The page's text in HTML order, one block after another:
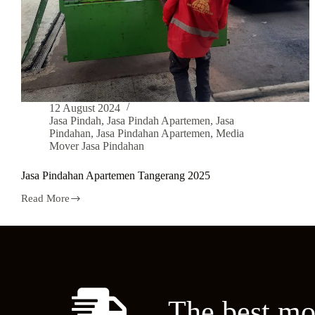
12 August 2024
Jasa Pindah, Jasa Pindah Apartemen, Jasa
Pindahan, Jasa Pindahan Apartemen, Media
Mover Jasa Pindahan
Jasa Pindahan Apartemen Tangerang 2025
Read More